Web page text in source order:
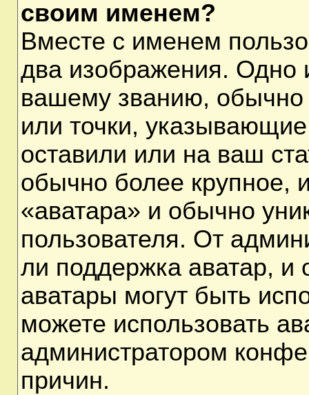
своим именем?
Вместе с именем
два изображения. Одно
вашему званию, обычно
или точки,
оставили или на ваш
обычно более крупное,
«аватара» и обычно
пользователя. От
ли поддержка аватар, и
аватары могут быть
можете использовать
администратором
причин.